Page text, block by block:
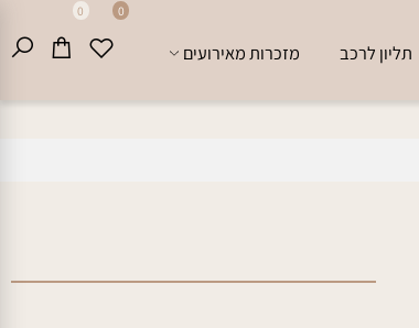
0 0
תליון לרכב מזכרות מאירועים